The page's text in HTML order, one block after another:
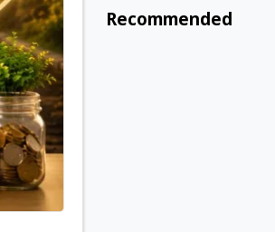
कारोबार
Recommended